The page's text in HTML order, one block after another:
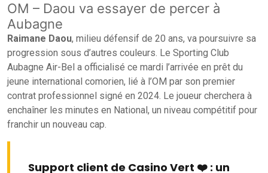
OM – Daou va essayer de percer à
Aubagne
Raimane Daou, milieu défensif de 20 ans, va poursuivre sa
progression sous d’autres couleurs. Le Sporting Club
Aubagne Air-Bel a officialisé ce mardi l’arrivée en prêt du
jeune international comorien, lié à l’OM par son premier
contrat professionnel signé en 2024. Le joueur cherchera à
enchaîner les minutes en National, un niveau compétitif pour
franchir un nouveau cap.
Support client de Casino Vert ❤️ : un